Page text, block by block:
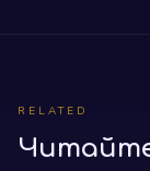
RELATED